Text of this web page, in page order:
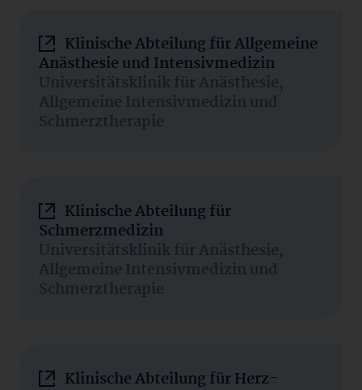
Klinische Abteilung für Allgemeine
Anästhesie und Intensivmedizin
Universitätsklinik für Anästhesie,
Allgemeine Intensivmedizin und
Schmerztherapie
Klinische Abteilung für
Schmerzmedizin
Universitätsklinik für Anästhesie,
Allgemeine Intensivmedizin und
Schmerztherapie
Klinische Abteilung für Herz-